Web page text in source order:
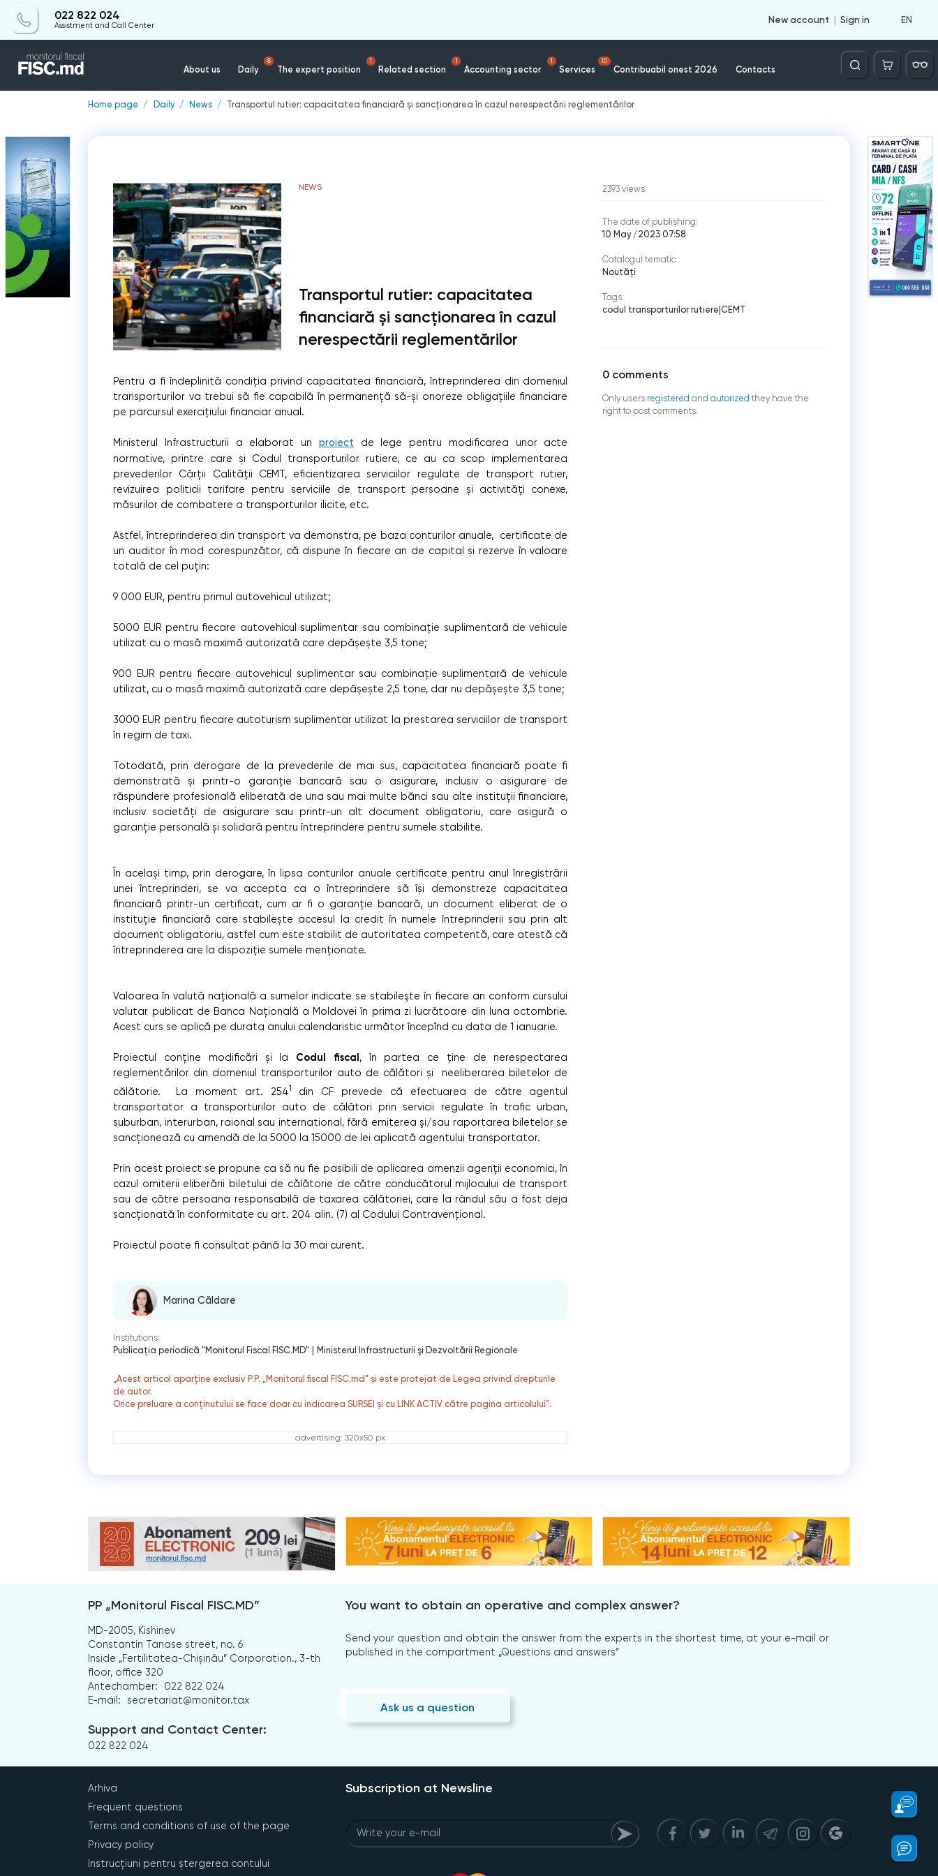
022 822 024
Assistment and Call Center
New account Sign in EN
About us Daily
8
The expert position
1
Related section
1
Accounting sector
1
Services
10
Contribuabil onest 2026 Contacts
Căutare
Home page Daily News Transportul rutier: capacitatea financiară și sancționarea în cazul nerespectării reglementărilor
NEWS
Transportul rutier: capacitatea
financiară și sancționarea în cazul
nerespectării reglementărilor
Pentru a fi îndeplinită condiţia privind capacitatea financiară, întreprinderea din domeniul
transporturilor va trebui să fie capabilă în permanență să-și onoreze obligațiile financiare
pe parcursul exercițiului financiar anual.
Ministerul Infrastructurii a elaborat un proiect de lege pentru modificarea unor acte
normative, printre care și Codul transporturilor rutiere, ce au ca scop implementarea
prevederilor Cărții Calității CEMT, eficientizarea serviciilor regulate de transport rutier,
revizuirea politicii tarifare pentru serviciile de transport persoane și activități conexe,
măsurilor de combatere a transporturilor ilicite, etc.
Astfel, întreprinderea din transport va demonstra, pe baza conturilor anuale, certificate de
un auditor în mod corespunzător, că dispune în fiecare an de capital și rezerve în valoare
totală de cel puţin:
9 000 EUR, pentru primul autovehicul utilizat;
5000 EUR pentru fiecare autovehicul suplimentar sau combinație suplimentară de vehicule
utilizat cu o masă maximă autorizată care depășește 3,5 tone;
900 EUR pentru fiecare autovehicul suplimentar sau combinație suplimentară de vehicule
utilizat, cu o masă maximă autorizată care depășește 2,5 tone, dar nu depășește 3,5 tone;
3000 EUR pentru fiecare autoturism suplimentar utilizat la prestarea serviciilor de transport
în regim de taxi.
Totodată, prin derogare de la prevederile de mai sus, capacitatea financiară poate fi
demonstrată și printr-o garanţie bancară sau o asigurare, inclusiv o asigurare de
răspundere profesională eliberată de una sau mai multe bănci sau alte instituții financiare,
inclusiv societăți de asigurare sau printr-un alt document obligatoriu, care asigură o
garanţie personală și solidară pentru întreprindere pentru sumele stabilite.
În același timp, prin derogare, în lipsa conturilor anuale certificate pentru anul înregistrării
unei întreprinderi, se va accepta ca o întreprindere să își demonstreze capacitatea
financiară printr-un certificat, cum ar fi o garanţie bancară, un document eliberat de o
instituție financiară care stabilește accesul la credit în numele întreprinderii sau prin alt
document obligatoriu, astfel cum este stabilit de autoritatea competentă, care atestă că
întreprinderea are la dispoziție sumele menționate.
Valoarea în valută naţională a sumelor indicate se stabileşte în fiecare an conform cursului
valutar publicat de Banca Naţională a Moldovei în prima zi lucrătoare din luna octombrie.
Acest curs se aplică pe durata anului calendaristic următor începînd cu data de 1 ianuarie.
Proiectul conține modificări și la Codul fiscal, în partea ce ține de nerespectarea
reglementărilor din domeniul transporturilor auto de călători și neeliberarea biletelor de
călătorie. La moment art. 2541
din CF prevede că efectuarea de către agentul
transportator a transporturilor auto de călători prin servicii regulate în trafic urban,
suburban, interurban, raional sau international, fără emiterea şi/sau raportarea biletelor se
sancţionează cu amendă de la 5000 la 15000 de lei aplicată agentului transportator.
Prin acest proiect se propune ca să nu fie pasibili de aplicarea amenzii agenții economici, în
cazul omiterii eliberării biletului de călătorie de către conducătorul mijlocului de transport
sau de către persoana responsabilă de taxarea călătoriei, care la rândul său a fost deja
sancționată în conformitate cu art. 204 alin. (7) al Codului Contravențional.
Proiectul poate fi consultat până la 30 mai curent.
Marina Căldare
Institutions:
Publicaţia periodică "Monitorul Fiscal FISC.MD"
Ministerul Infrastructurii şi Dezvoltării Regionale
„Acest articol aparține exclusiv P.P. „Monitorul fiscal FISC.md” și este protejat de Legea privind drepturile
de autor.
Orice preluare a conținutului se face doar cu indicarea SURSEI și cu LINK ACTIV către pagina articolului”.
advertising: 320x50 px
2393 views
The date of publishing:
10 May /2023 07:58
Catalogul tematic
Noutăți
Tags:
codul transporturilor rutiere CEMT
0 comments
Only users registered and autorized they have the
right to post comments.
PP „Monitorul Fiscal FISC.MD”
MD-2005, Kishinev
Constantin Tanase street, no. 6
Inside „Fertilitatea-Chișinău” Corporation., 3-th
floor, office 320
Antechamber:
022 822 024
E-mail:
secretariat@monitor.tax
Support and Contact Center:
022 822 024
You want to obtain an operative and complex answer?
Send your question and obtain the answer from the experts in the shortest time, at your e-mail or
published in the compartment „Questions and answers”
Ask us a question
Arhiva
Frequent questions
Terms and conditions of use of the page
Privacy policy
Instrucțiuni pentru ștergerea contului
Subscription at Newsline